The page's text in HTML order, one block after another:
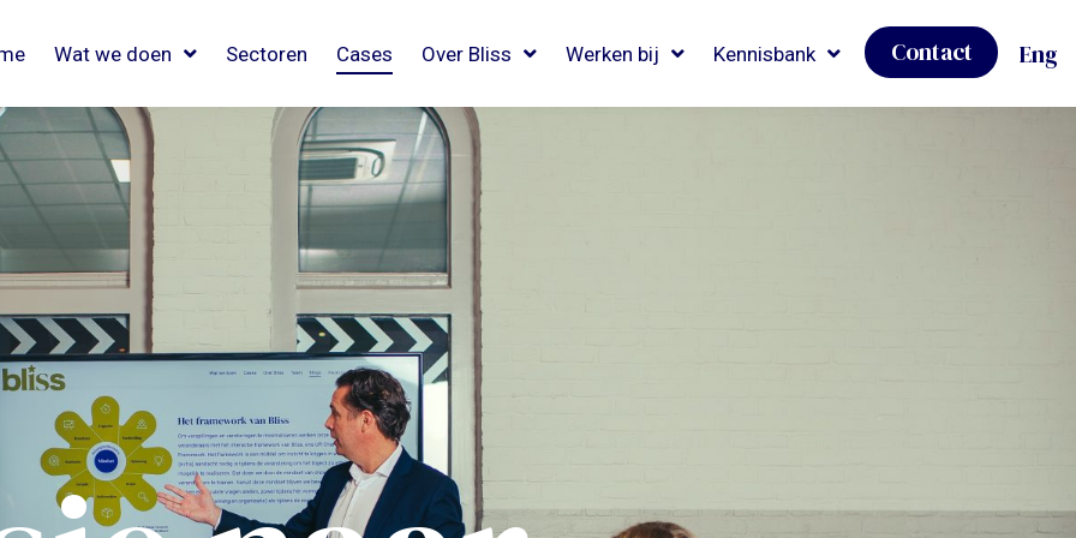
Wat we doen Sectoren Cases Over Bliss Werken bij Kennisbank Contact Eng